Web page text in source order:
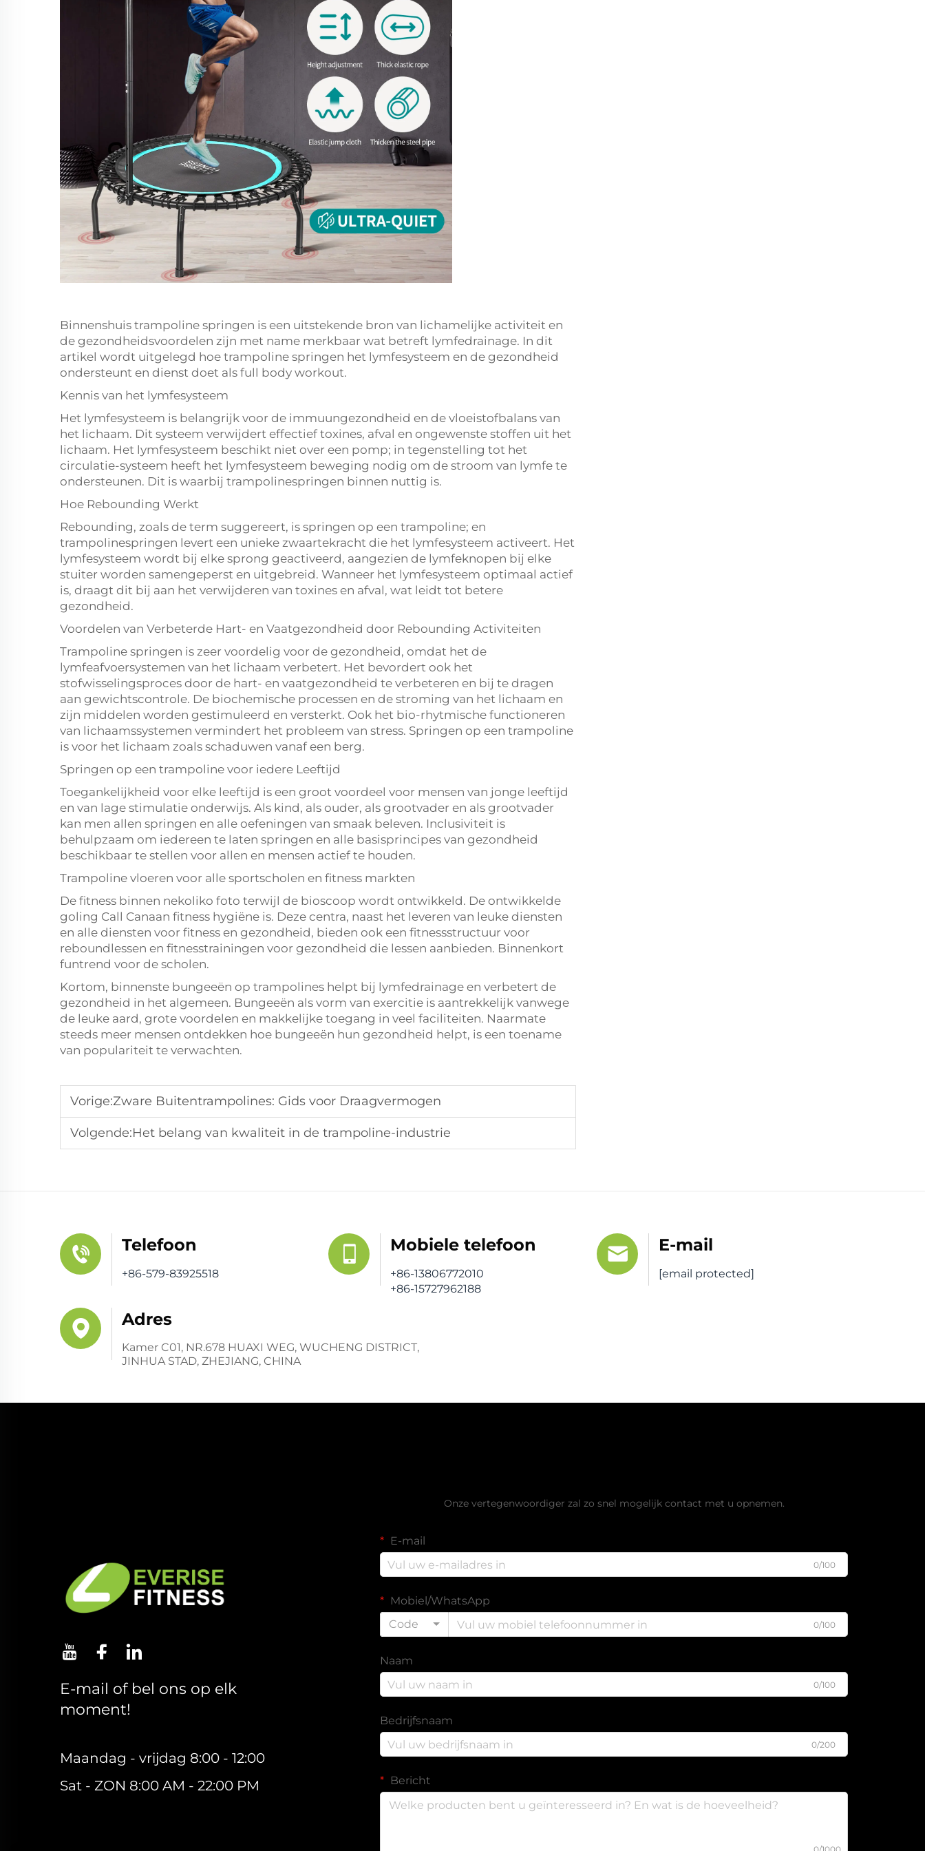
Binnenshuis trampoline springen is een uitstekende bron van lichamelijke activiteit en
de gezondheidsvoordelen zijn met name merkbaar wat betreft lymfedrainage. In dit
artikel wordt uitgelegd hoe trampoline springen het lymfesysteem en de gezondheid
ondersteunt en dienst doet als full body workout.
Kennis van het lymfesysteem
Het lymfesysteem is belangrijk voor de immuungezondheid en de vloeistofbalans van
het lichaam. Dit systeem verwijdert effectief toxines, afval en ongewenste stoffen uit het
lichaam. Het lymfesysteem beschikt niet over een pomp; in tegenstelling tot het
circulatie-systeem heeft het lymfesysteem beweging nodig om de stroom van lymfe te
ondersteunen. Dit is waarbij trampolinespringen binnen nuttig is.
Hoe Rebounding Werkt
Rebounding, zoals de term suggereert, is springen op een trampoline; en
trampolinespringen levert een unieke zwaartekracht die het lymfesysteem activeert. Het
lymfesysteem wordt bij elke sprong geactiveerd, aangezien de lymfeknopen bij elke
stuiter worden samengeperst en uitgebreid. Wanneer het lymfesysteem optimaal actief
is, draagt dit bij aan het verwijderen van toxines en afval, wat leidt tot betere
gezondheid.
Voordelen van Verbeterde Hart- en Vaatgezondheid door Rebounding Activiteiten
Trampoline springen is zeer voordelig voor de gezondheid, omdat het de
lymfeafvoersystemen van het lichaam verbetert. Het bevordert ook het
stofwisselingsproces door de hart- en vaatgezondheid te verbeteren en bij te dragen
aan gewichtscontrole. De biochemische processen en de stroming van het lichaam en
zijn middelen worden gestimuleerd en versterkt. Ook het bio-rhytmische functioneren
van lichaamssystemen vermindert het probleem van stress. Springen op een trampoline
is voor het lichaam zoals schaduwen vanaf een berg.
Springen op een trampoline voor iedere Leeftijd
Toegankelijkheid voor elke leeftijd is een groot voordeel voor mensen van jonge leeftijd
en van lage stimulatie onderwijs. Als kind, als ouder, als grootvader en als grootvader
kan men allen springen en alle oefeningen van smaak beleven. Inclusiviteit is
behulpzaam om iedereen te laten springen en alle basisprincipes van gezondheid
beschikbaar te stellen voor allen en mensen actief te houden.
Trampoline vloeren voor alle sportscholen en fitness markten
De fitness binnen nekoliko foto terwijl de bioscoop wordt ontwikkeld. De ontwikkelde
goling Call Canaan fitness hygiëne is. Deze centra, naast het leveren van leuke diensten
en alle diensten voor fitness en gezondheid, bieden ook een fitnessstructuur voor
reboundlessen en fitnesstrainingen voor gezondheid die lessen aanbieden. Binnenkort
funtrend voor de scholen.
Kortom, binnenste bungeeën op trampolines helpt bij lymfedrainage en verbetert de
gezondheid in het algemeen. Bungeeën als vorm van exercitie is aantrekkelijk vanwege
de leuke aard, grote voordelen en makkelijke toegang in veel faciliteiten. Naarmate
steeds meer mensen ontdekken hoe bungeeën hun gezondheid helpt, is een toename
van populariteit te verwachten.
Vorige:Zware Buitentrampolines: Gids voor Draagvermogen
Volgende:Het belang van kwaliteit in de trampoline-industrie
Telefoon
+86-579-83925518
Mobiele telefoon
+86-13806772010
+86-15727962188
E-mail
[email protected]
Adres
Kamer C01, NR.678 HUAXI WEG, WUCHENG DISTRICT,
JINHUA STAD, ZHEJIANG, CHINA
E-mail of bel ons op elk
moment!
Maandag - vrijdag 8:00 - 12:00
Sat - ZON 8:00 AM - 22:00 PM
Onze vertegenwoordiger zal zo snel mogelijk contact met u opnemen.
E-mail
0/100
Mobiel/WhatsApp
Code
0/100
Naam
0/100
Bedrijfsnaam
0/200
Bericht